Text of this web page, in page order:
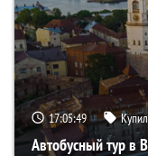
17:05:48
Автобусный тур в